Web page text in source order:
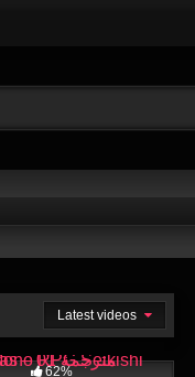
Latest videos
62%